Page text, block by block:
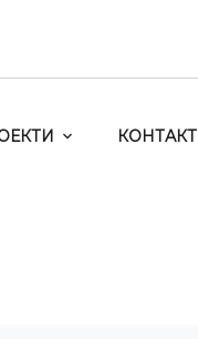
КОНТАКТ